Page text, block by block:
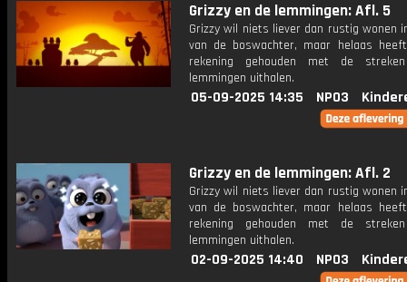
Grizzy en de lemmingen: Afl. 5
Grizzy wil niets liever dan rustig wonen
van de boswachter, maar helaas
rekening gehouden met de
lemmingen uithalen.
05-09-2025 14:35 NPO3
Grizzy en de lemmingen: Afl. 2
Grizzy wil niets liever dan rustig wonen
van de boswachter, maar helaas
rekening gehouden met de
lemmingen uithalen.
02-09-2025 14:40 NPO3